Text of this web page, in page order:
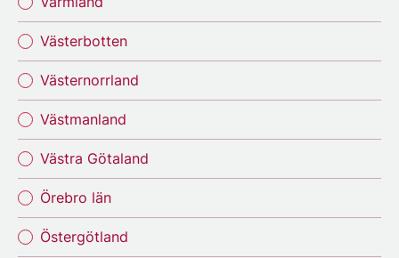
Västerbotten
Västernorrland
Västmanland
Västra Götaland
Örebro län
Östergötland